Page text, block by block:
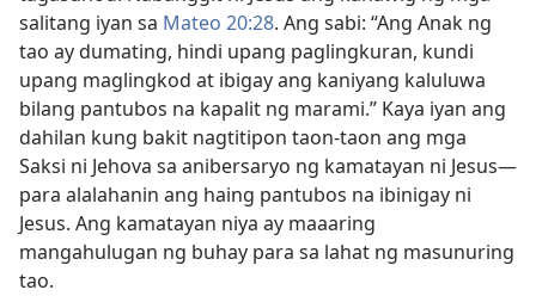
salitang iyan sa Mateo 20:28. Ang sabi: “Ang Anak ng
tao ay dumating, hindi upang paglingkuran, kundi
upang maglingkod at ibigay ang kaniyang kaluluwa
bilang pantubos na kapalit ng marami.” Kaya iyan ang
dahilan kung bakit nagtitipon taon-taon ang mga
Saksi ni Jehova sa anibersaryo ng kamatayan ni Jesus—
para alalahanin ang haing pantubos na ibinigay ni
Jesus. Ang kamatayan niya ay maaaring
mangahulugan ng buhay para sa lahat ng masunuring
tao.